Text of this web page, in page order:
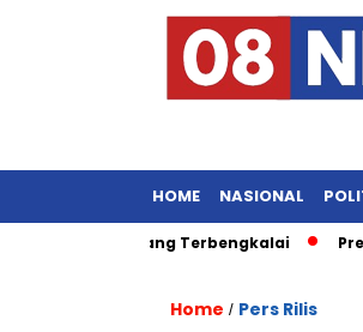
HOME NASIONAL
yang Terbengkalai Presiden
Home / Pers Rilis